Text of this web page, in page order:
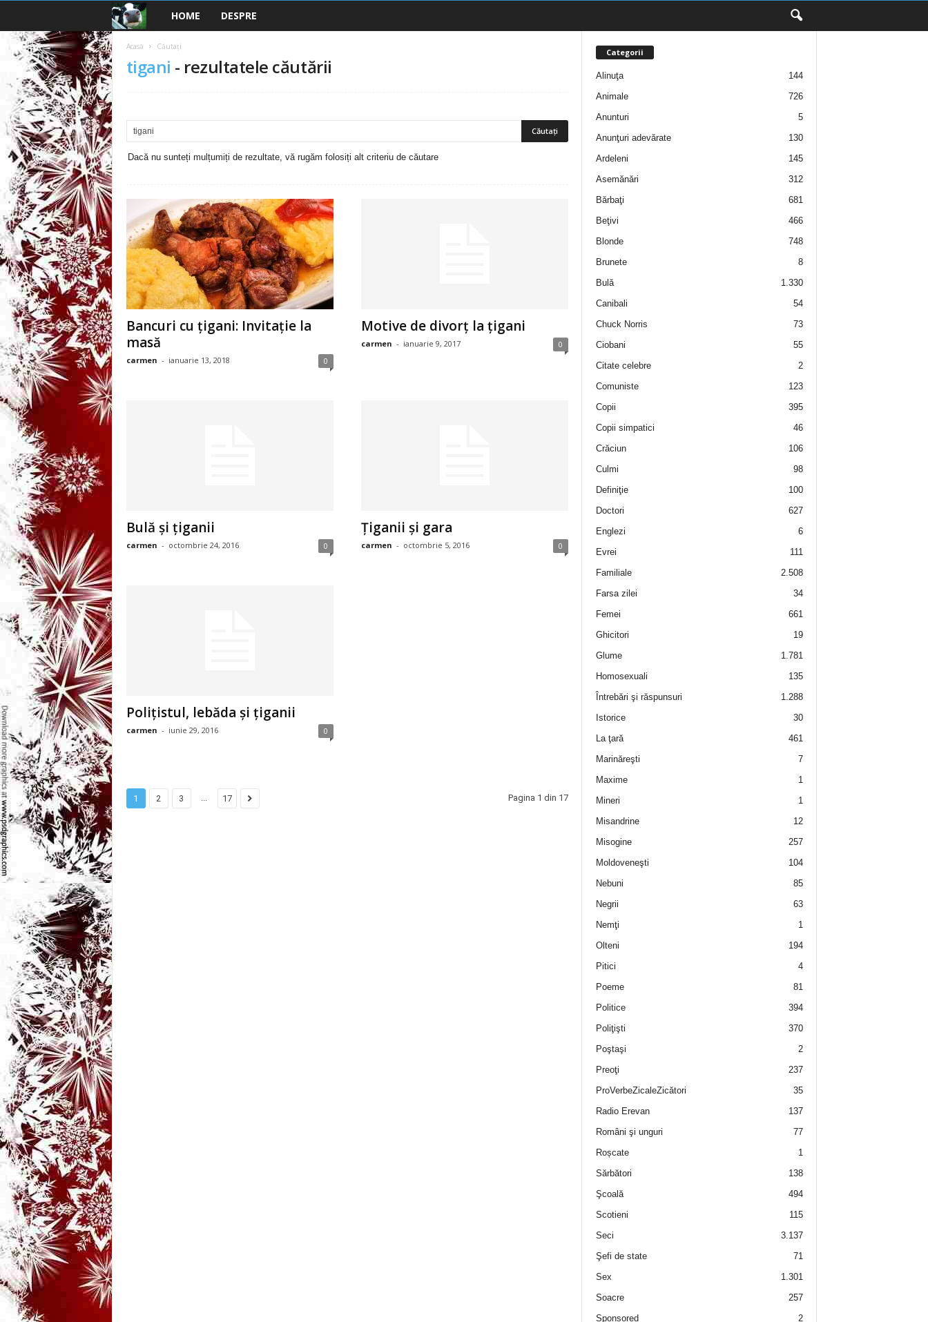
a
n
2
0
2
-
l
–
l
HOME DESPRE
Acasă Căutați
tigani - rezultatele căutării
Dacă nu sunteți mulțumiți de rezultate, vă rugăm folosiți alt criteriu de căutare
Bancuri cu țigani: Invitație la
masă
carmen - ianuarie 13, 2018 0
Motive de divorţ la ţigani
carmen - ianuarie 9, 2017 0
Bulă şi ţiganii
carmen - octombrie 24, 2016 0
Ţiganii şi gara
carmen - octombrie 5, 2016 0
Poliţistul, lebăda şi ţiganii
carmen - iunie 29, 2016 0
1 2 3 ... 17 Pagina 1 din 17
Categorii
Alinuţa
144
Animale
726
Anunturi
5
Anunţuri adevărate
130
Ardeleni
145
Asemănări
312
Bărbaţi
681
Beţivi
466
Blonde
748
Brunete
8
Bulă
1.330
Canibali
54
Chuck Norris
73
Ciobani
55
Citate celebre
2
Comuniste
123
Copii
395
Copii simpatici
46
Crăciun
106
Culmi
98
Definiţie
100
Doctori
627
Englezi
6
Evrei
111
Familiale
2.508
Farsa zilei
34
Femei
661
Ghicitori
19
Glume
1.781
Homosexuali
135
Întrebări şi răspunsuri
1.288
Istorice
30
La ţară
461
Marinăreşti
7
Maxime
1
Mineri
1
Misandrine
12
Misogine
257
Moldoveneşti
104
Nebuni
85
Negrii
63
Nemţi
1
Olteni
194
Pitici
4
Poeme
81
Politice
394
Poliţişti
370
Poştaşi
2
Preoţi
237
ProVerbeZicaleZicători
35
Radio Erevan
137
Români şi unguri
77
Roșcate
1
Sărbători
138
Şcoală
494
Scotieni
115
Seci
3.137
Şefi de state
71
Sex
1.301
Soacre
257
Sponsored
2